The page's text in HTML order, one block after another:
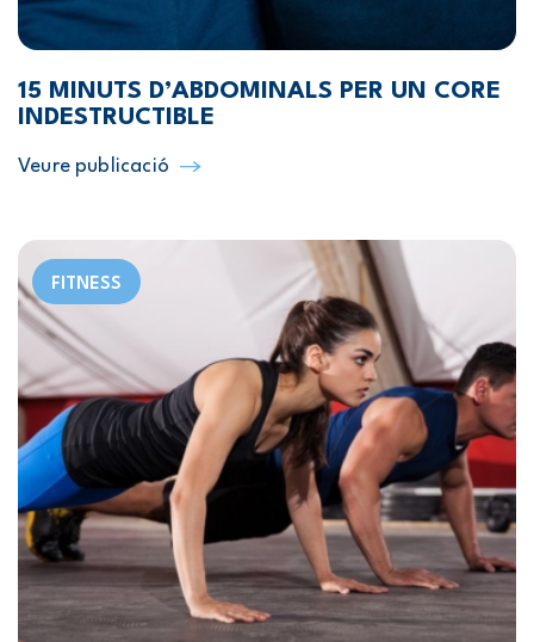
15 MINUTS D’ABDOMINALS PER UN CORE
INDESTRUCTIBLE
Veure publicació
FITNESS